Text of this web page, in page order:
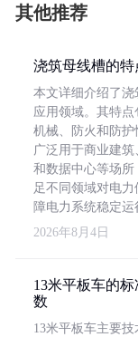
其他推荐
浇筑母线槽的
本文详细介绍了浇
应用领域。其特点
机械、防火和防护
广泛用于商业建
和数据中心等场
足不同领域对电
障电力系统稳定运
2026年8月4日
13米平板车的
数
13米平板车主要